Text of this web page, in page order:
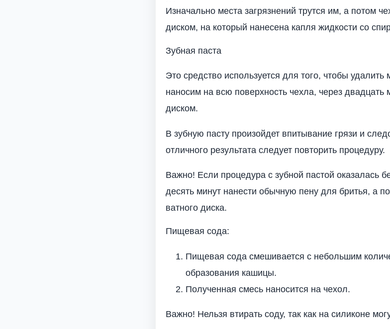
Изначально места загрязнений трутся им, а потом
диском, на который нанесена капля жидкости со
Зубная паста
Это средство используется для того, чтобы удалить
наносим на всю поверхность чехла, через
диском.
В зубную пасту произойдет впитывание грязи и
отличного результата следует повторить процедуру.
Важно! Если процедура с зубной пастой оказалась
десять минут нанести обычную пену для бритья, а
ватного диска.
Пищевая сода:
Пищевая сода смешивается с небольшим
образования кашицы.
Полученная смесь наносится на чехол.
Важно! Нельзя втирать соду, так как на силиконе